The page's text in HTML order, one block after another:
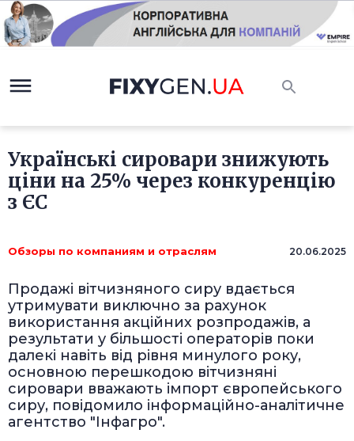
Українські сировари знижують
ціни на 25% через конкуренцію
з ЄС
Обзоры по компаниям и отраслям 20.06.2025
Продажі вітчизняного сиру вдається
утримувати виключно за рахунок
використання акційних розпродажів, а
результати у більшості операторів поки
далекі навіть від рівня минулого року,
основною перешкодою вітчизняні
сировари вважають імпорт європейського
сиру, повідомило інформаційно-аналітичне
агентство "Інфагро".